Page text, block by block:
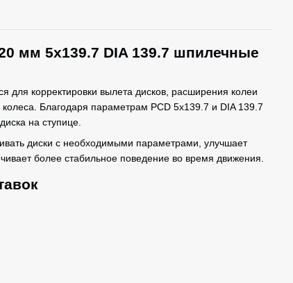
мм 5x139.7 DIA 139.7 шпилечные
для корректировки вылета дисков, расширения колеи
Благодаря параметрам PCD 5x139.7 и DIA 139.7
на ступице.
диски с необходимыми параметрами, улучшает
более стабильное поведение во время движения.